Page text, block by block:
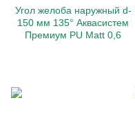
Угол желоба наружный d-
150 мм 135° Аквасистем
Премиум PU Matt 0,6